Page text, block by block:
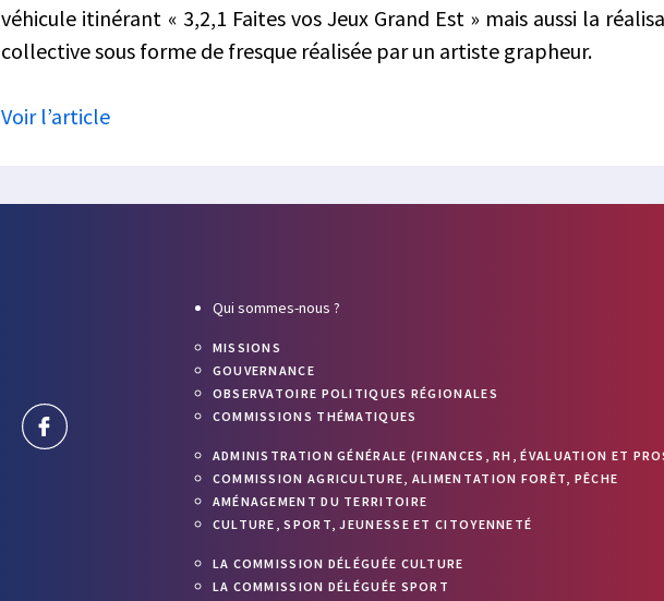
véhicule itinérant « 3,2,1 Faites vos Jeux Grand Est » mais aussi la
collective sous forme de fresque réalisée par un artiste grapheur.
Voir l’article
Qui sommes-nous ?
MISSIONS
GOUVERNANCE
OBSERVATOIRE POLITIQUES RÉGIONALES
COMMISSIONS THÉMATIQUES
ADMINISTRATION GÉNÉRALE (FINANCES, RH, ÉVALUATION ET
COMMISSION AGRICULTURE, ALIMENTATION FORÊT, PÊCHE
AMÉNAGEMENT DU TERRITOIRE
CULTURE, SPORT, JEUNESSE ET CITOYENNETÉ
LA COMMISSION DÉLÉGUÉE CULTURE
LA COMMISSION DÉLÉGUÉE SPORT